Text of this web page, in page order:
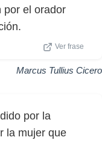
por el orador
Ver frase
Marcus Tullius Cicero
por la
la mujer que